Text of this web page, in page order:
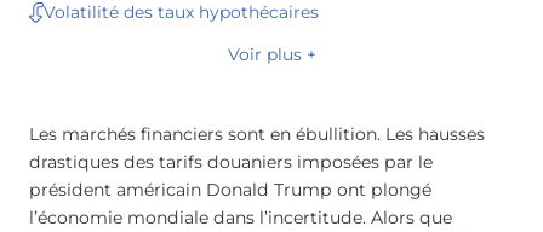
Volatilité des taux hypothécaires
Voir plus +
Les marchés financiers sont en ébullition. Les hausses
drastiques des tarifs douaniers imposées par le
président américain Donald Trump ont plongé
l’économie mondiale dans l’incertitude. Alors que